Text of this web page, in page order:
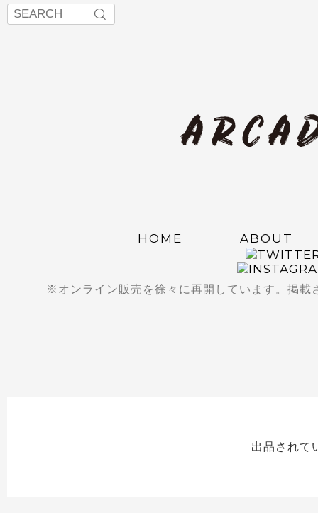
HOME ABOUT
※オンライン販売を徐々に再開しています。掲載
出品されて